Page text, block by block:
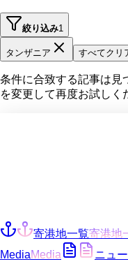
絞り込み1
タンザニア すべてクリ
条件に合致する記事は見
を変更して再度お試しく
寄港地一覧寄港地
MediaMedia ニュ